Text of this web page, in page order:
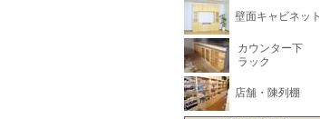
壁面キャビネット
カウンター下
ラック
店舗・陳列棚